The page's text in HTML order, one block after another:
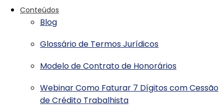
Conteúdos
Blog
Glossário de Termos Jurídicos
Modelo de Contrato de Honorários
Webinar Como Faturar 7 Dígitos com Cessão
de Crédito Trabalhista